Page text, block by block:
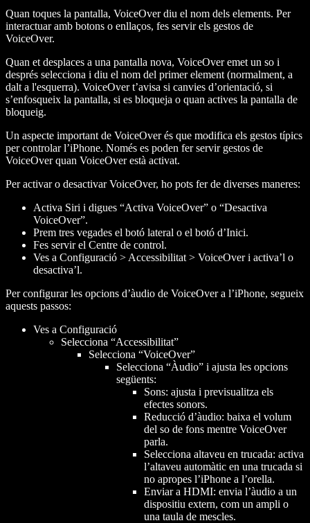
Quan toques la pantalla, VoiceOver diu el nom dels elements. Per
interactuar amb botons o enllaços, fes servir els gestos de
VoiceOver.
Quan et desplaces a una pantalla nova, VoiceOver emet un so i
després selecciona i diu el nom del primer element (normalment, a
dalt a l'esquerra). VoiceOver t’avisa si canvies d’orientació, si
s’enfosqueix la pantalla, si es bloqueja o quan actives la pantalla de
bloqueig.
Un aspecte important de VoiceOver és que modifica els gestos típics
per controlar l’iPhone. Només es poden fer servir gestos de
VoiceOver quan VoiceOver està activat.
Per activar o desactivar VoiceOver, ho pots fer de diverses maneres:
Activa Siri i digues “Activa VoiceOver” o “Desactiva
VoiceOver”.
Prem tres vegades el botó lateral o el botó d’Inici.
Fes servir el Centre de control.
Ves a Configuració > Accessibilitat > VoiceOver i activa’l o
desactiva’l.
Per configurar les opcions d’àudio de VoiceOver a l’iPhone, segueix
aquests passos:
Ves a Configuració
Selecciona “Accessibilitat”
Selecciona “VoiceOver”
Selecciona “Àudio” i ajusta les opcions
següents:
Sons: ajusta i previsualitza els
efectes sonors.
Reducció d’àudio: baixa el volum
del so de fons mentre VoiceOver
parla.
Selecciona altaveu en trucada: activa
l’altaveu automàtic en una trucada si
no apropes l’iPhone a l’orella.
Enviar a HDMI: envia l’àudio a un
dispositiu extern, com un ampli o
una taula de mescles.